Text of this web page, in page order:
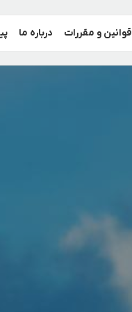
قوانین و مقررات درباره ما